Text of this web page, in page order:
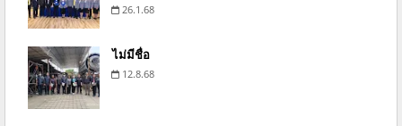
26.1.68
ไม่มีชื่อ
12.8.68